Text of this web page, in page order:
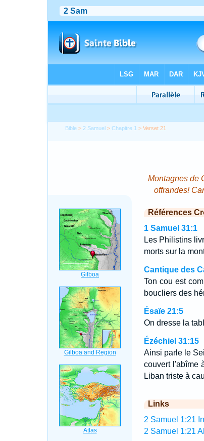
Bible > 2 Samuel >Chapitre 1 > Verset 21
Montagnes de
offrandes!
Références
1 Samuel 31:1
Les Philistins
morts sur la
Cantique des
Ton cou est
boucliers des
Ésaïe 21:5
On dresse la
Ézéchiel 31:15
Ainsi parle le
couvert l'abîme
Liban triste à
Links
2 Samuel 1:21
2 Samuel 1:21